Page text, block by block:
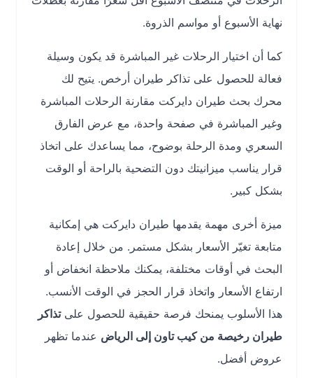
نهاية الأسبوع أو مواسم الذروة.
كما أن اختيار الرحلات غير المباشرة قد يكون وسيلة
فعالة للحصول على تذاكر طيران أرخص. يتيح لك
محرك بحث طيران دايركت مقارنة الرحلات المباشرة
وغير المباشرة في صفحة واحدة، مع عرض الفارق
السعري ومدة الرحلة بوضوح، مما يساعدك على اتخاذ
قرار يناسب ميزانيتك دون التضحية بالراحة أو الوقت
بشكل كبير.
ميزة أخرى مهمة يقدمها طيران دايركت هي إمكانية
متابعة تغيّر الأسعار بشكل مستمر. من خلال إعادة
البحث في أوقات مختلفة، يمكنك ملاحظة انخفاض أو
ارتفاع الأسعار واتخاذ قرار الحجز في الوقت الأنسب.
هذا الأسلوب يمنحك فرصة حقيقية للحصول علىتذاكر
طيران رخيصة من كيب تاون إلى الرياضعندما تظهر
عروض أفضل.